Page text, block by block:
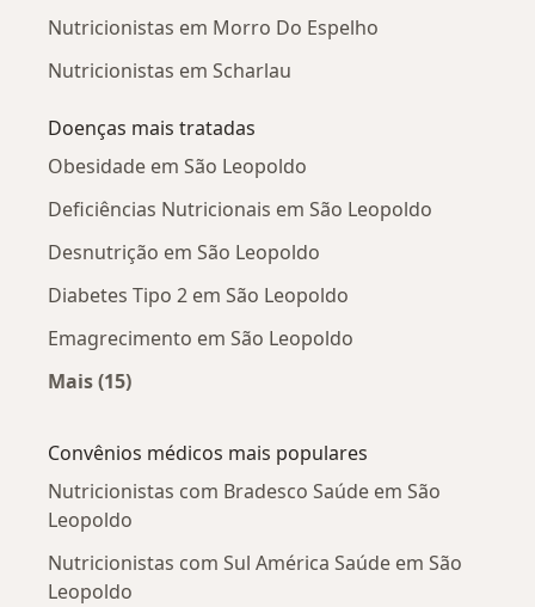
Nutricionistas em Morro Do Espelho
Nutricionistas em Scharlau
Doenças mais tratadas
Obesidade em São Leopoldo
Deficiências Nutricionais em São Leopoldo
Desnutrição em São Leopoldo
Diabetes Tipo 2 em São Leopoldo
Emagrecimento em São Leopoldo
Mais (15)
Convênios médicos mais populares
Nutricionistas com Bradesco Saúde em São
Leopoldo
Nutricionistas com Sul América Saúde em São
Leopoldo